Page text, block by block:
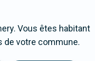
Vous êtes habitant
de votre commune.